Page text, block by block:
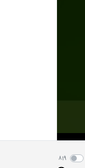
819